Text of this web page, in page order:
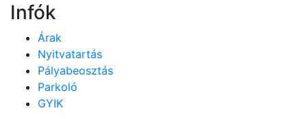
Infók
Árak
Nyitvatartás
Pályabeosztás
Parkoló
GYIK